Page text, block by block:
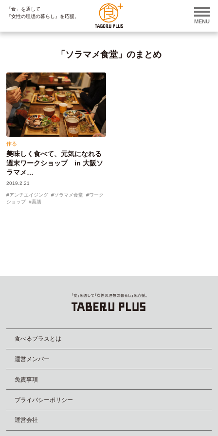
「食」を通して
『女性の理想の暮らし』を応援。
MENU
「ソラマメ食堂」のまとめ
作る
美味しく食べて、元気になれる
週末ワークショップ in 大阪ソ
ラマメ…
2019.2.21
アンチエイジング ソラマメ食堂
ワーク
ショップ
薬膳
食べるプラスとは
運営メンバー
免責事項
プライバシーポリシー
運営会社